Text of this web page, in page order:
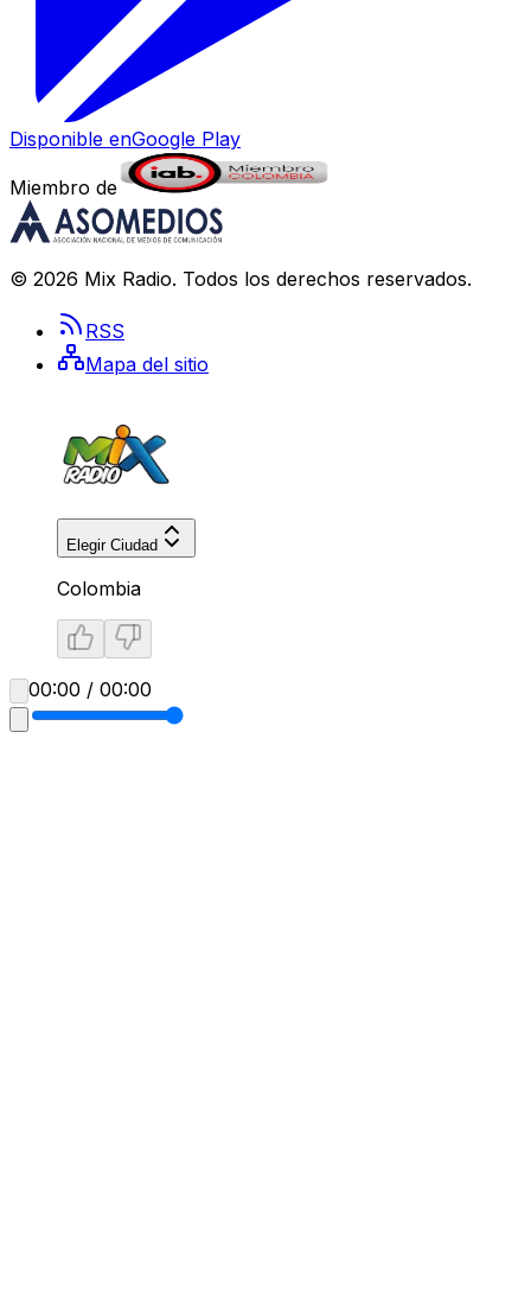
Disponible enGoogle Play
Miembro de
© 2026 Mix Radio. Todos los derechos reservados.
RSS
Mapa del sitio
Elegir Ciudad
Colombia
00:00 / 00:00